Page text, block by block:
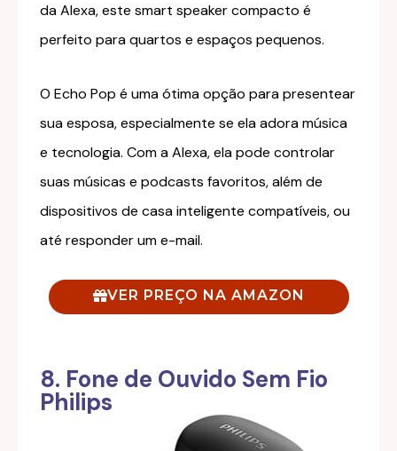
da Alexa, este smart speaker compacto é
perfeito para quartos e espaços pequenos.
O Echo Pop é uma ótima opção para presentear
sua esposa, especialmente se ela adora música
e tecnologia. Com a Alexa, ela pode controlar
suas músicas e podcasts favoritos, além de
dispositivos de casa inteligente compatíveis, ou
até responder um e-mail.
VER PREÇO NA AMAZON
8. Fone de Ouvido Sem Fio
Philips